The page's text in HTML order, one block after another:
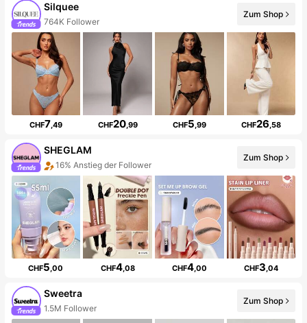
Silquee
764K Follower
Zum Shop
CHF7,49 CHF20,99 CHF5,99 CHF26,58
SHEGLAM
16% Anstieg der Follower
Zum Shop
CHF5,00 CHF4,08 CHF4,00 CHF3,04
Sweetra
1.5M Follower
Zum Shop